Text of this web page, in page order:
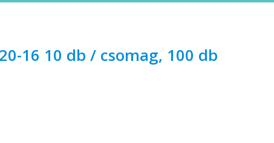
16 10 db / csomag, 100 db